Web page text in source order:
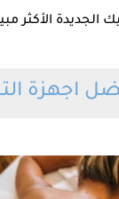
الأكثر
اجهزة